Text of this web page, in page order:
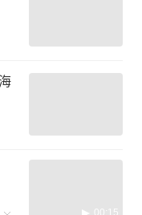
00:15